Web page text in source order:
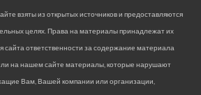
взяты из открытых источников и предоставляются
целях. Права на материалы принадлежат их
ответственности за содержание материала
на нашем сайте материалы, которые нарушают
Вам, Вашей компании или организации,